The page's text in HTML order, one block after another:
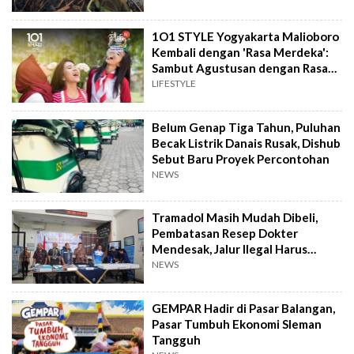
1O1 STYLE Yogyakarta Malioboro
Kembali dengan 'Rasa Merdeka':
Sambut Agustusan dengan Rasa
dan Tawa
LIFESTYLE
Belum Genap Tiga Tahun, Puluhan
Becak Listrik Danais Rusak, Dishub
Sebut Baru Proyek Percontohan
NEWS
Tramadol Masih Mudah Dibeli,
Pembatasan Resep Dokter
Mendesak, Jalur Ilegal Harus
Distop
NEWS
GEMPAR Hadir di Pasar Balangan,
Pasar Tumbuh Ekonomi Sleman
Tangguh